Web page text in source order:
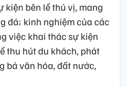
kiện bên lề thú vị, mang
đá; kinh nghiệm của các
việc khai thác sự kiện
thu hút du khách, phát
bá văn hóa, đất nước,